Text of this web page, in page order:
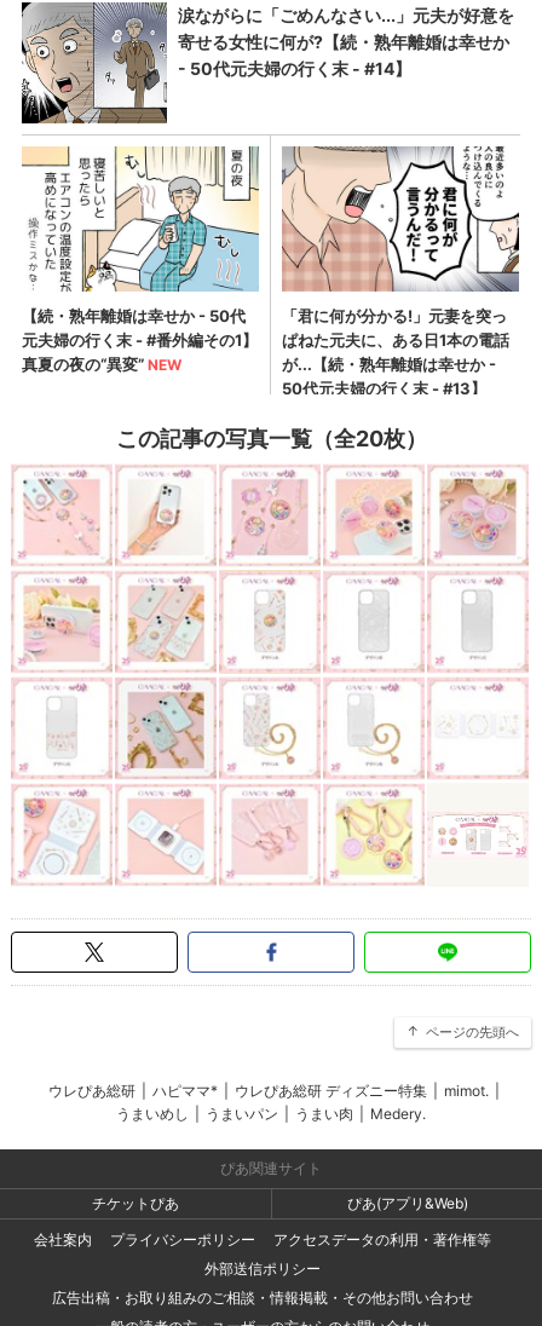
この記事の写真一覧（全20枚）
ページの先頭へ
ウレぴあ総研 ハピママ* ウレぴあ総研 ディズニー特集 mimot.
うまいめし
うまいパン うまい肉 Medery.
ぴあ関連サイト
チケットぴあ
ぴあ(アプリ&Web)
会社案内
プライバシーポリシー
アクセスデータの利用・著作権等
外部送信ポリシー
広告出稿・お取り組みのご相談・情報掲載・その他お問い合わせ